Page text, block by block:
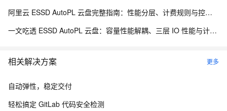
阿里云 ESSD AutoPL 云盘完整指南：性能分层、计费规则与控制台操作
一文吃透 ESSD AutoPL 云盘：容量性能解耦、三层 IO 性能与计费测算
相关解决方案 更多
自动弹性，稳定交付
轻松搞定 GitLab 代码安全检测